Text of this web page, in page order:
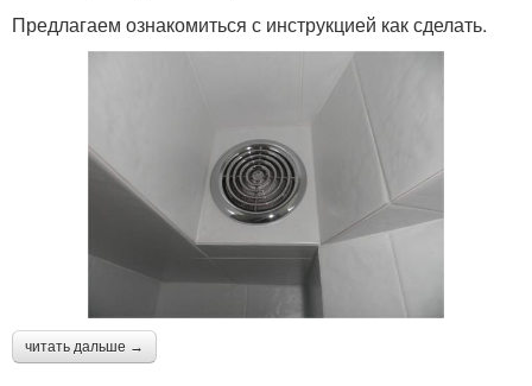
Предлагаем ознакомиться с инструкцией как сделать.
читать дальше →